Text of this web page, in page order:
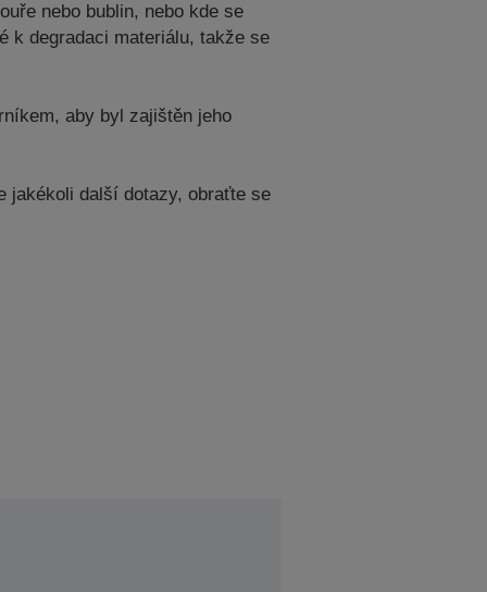
nebo bublin, nebo kde se
k degradaci materiálu, takže se
aby byl zajištěn jeho
jakékoli další dotazy, obraťte se